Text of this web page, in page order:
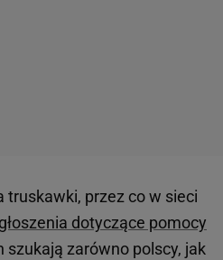
truskawki, przez co w sieci
dotyczące pomocy
szukają zarówno polscy, jak